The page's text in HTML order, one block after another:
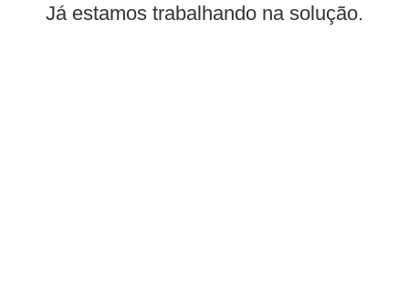
Já estamos trabalhando na solução.